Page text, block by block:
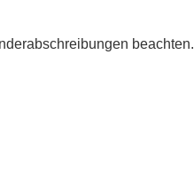
beachten.